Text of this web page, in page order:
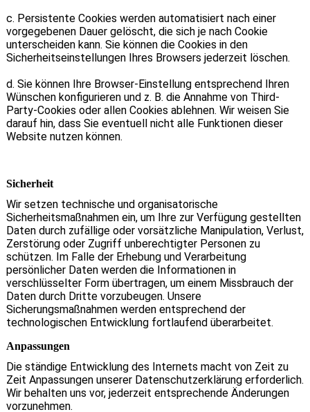
c. Persistente Cookies werden automatisiert nach einer
vorgegebenen Dauer gelöscht, die sich je nach Cookie
unterscheiden kann. Sie können die Cookies in den
Sicherheitseinstellungen Ihres Browsers jederzeit löschen.
d. Sie können Ihre Browser-Einstellung entsprechend Ihren
Wünschen konfigurieren und z. B. die Annahme von Third-
Party-Cookies oder allen Cookies ablehnen. Wir weisen Sie
darauf hin, dass Sie eventuell nicht alle Funktionen dieser
Website nutzen können.
Sicherheit
Wir setzen technische und organisatorische
Sicherheitsmaßnahmen ein, um Ihre zur Verfügung gestellten
Daten durch zufällige oder vorsätzliche Manipulation, Verlust,
Zerstörung oder Zugriff unberechtigter Personen zu
schützen. Im Falle der Erhebung und Verarbeitung
persönlicher Daten werden die Informationen in
verschlüsselter Form übertragen, um einem Missbrauch der
Daten durch Dritte vorzubeugen. Unsere
Sicherungsmaßnahmen werden entsprechend der
technologischen Entwicklung fortlaufend überarbeitet.
Anpassungen
Die ständige Entwicklung des Internets macht von Zeit zu
Zeit Anpassungen unserer Datenschutzerklärung erforderlich.
Wir behalten uns vor, jederzeit entsprechende Änderungen
vorzunehmen.